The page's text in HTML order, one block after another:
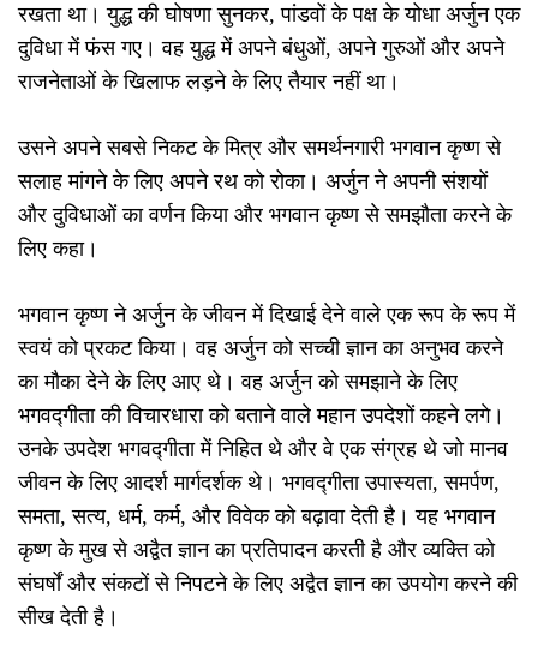
रखता था। युद्ध की घोषणा सुनकर, पांडवों के पक्ष के योधा अर्जुन एक
दुविधा में फंस गए। वह युद्ध में अपने बंधुओं, अपने गुरुओं और अपने
राजनेताओं के खिलाफ लड़ने के लिए तैयार नहीं था।
उसने अपने सबसे निकट के मित्र और समर्थनगारी भगवान कृष्ण से
सलाह मांगने के लिए अपने रथ को रोका। अर्जुन ने अपनी संशयों
और दुविधाओं का वर्णन किया और भगवान कृष्ण से समझौता करने के
लिए कहा।
भगवान कृष्ण ने अर्जुन के जीवन में दिखाई देने वाले एक रूप के रूप में
स्वयं को प्रकट किया। वह अर्जुन को सच्ची ज्ञान का अनुभव करने
का मौका देने के लिए आए थे। वह अर्जुन को समझाने के लिए
भगवद्गीता की विचारधारा को बताने वाले महान उपदेशों कहने लगे।
उनके उपदेश भगवद्गीता में निहित थे और वे एक संग्रह थे जो मानव
जीवन के लिए आदर्श मार्गदर्शक थे। भगवद्गीता उपास्यता, समर्पण,
समता, सत्य, धर्म, कर्म, और विवेक को बढ़ावा देती है। यह भगवान
कृष्ण के मुख से अद्वैत ज्ञान का प्रतिपादन करती है और व्यक्ति को
संघर्षों और संकटों से निपटने के लिए अद्वैत ज्ञान का उपयोग करने की
सीख देती है।